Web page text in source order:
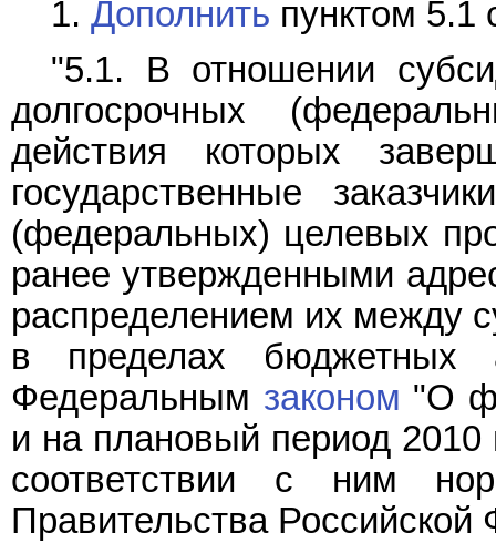
1. Дополнить пунктом 5.1
"5.1. В отношении
долгосрочных
действия которых
государственные
(федеральных) целевых
ранее утвержденными
распределением их между
в пределах бюджетных
Федеральным законом "О
и на плановый период
соответствии с ним
Правительства Российской